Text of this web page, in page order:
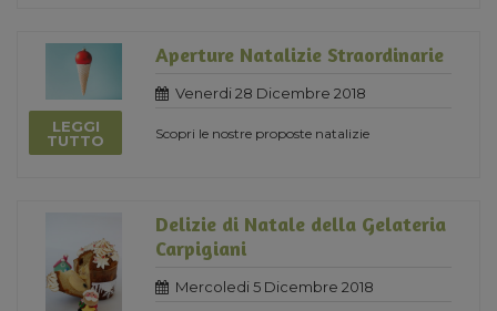
LEGGI
TUTTO
Aperture Natalizie Straordinarie
Venerdi 28 Dicembre 2018
Scopri le nostre proposte natalizie
Delizie di Natale della Gelateria
Carpigiani
Mercoledi 5 Dicembre 2018